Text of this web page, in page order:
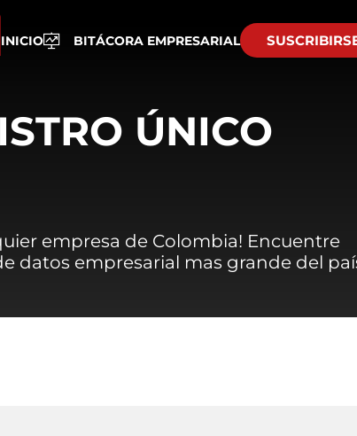
INICIO BITÁCORA EMPRESARIAL
ÚNICO
empresa de Colombia! Encuentre
datos empresarial mas grande del